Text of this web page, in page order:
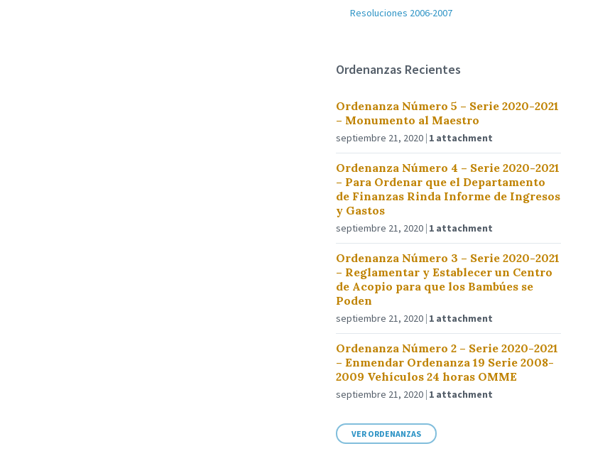
Resoluciones 2006-2007
Ordenanzas Recientes
Ordenanza Número 5 – Serie 2020-2021
– Monumento al Maestro
septiembre 21, 2020 1 attachment
Ordenanza Número 4 – Serie 2020-2021
– Para Ordenar que el Departamento
de Finanzas Rinda Informe de Ingresos
y Gastos
septiembre 21, 2020 1 attachment
Ordenanza Número 3 – Serie 2020-2021
– Reglamentar y Establecer un Centro
de Acopio para que los Bambúes se
Poden
septiembre 21, 2020 1 attachment
Ordenanza Número 2 – Serie 2020-2021
– Enmendar Ordenanza 19 Serie 2008-
2009 Vehículos 24 horas OMME
septiembre 21, 2020 1 attachment
VER ORDENANZAS